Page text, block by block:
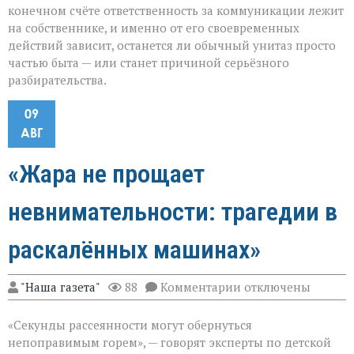
конечном счёте ответственность за коммуникации лежит
на собственнике, и именно от его своевременных
действий зависит, останется ли обычный унитаз просто
частью быта — или станет причиной серьёзного
разбирательства.
09
АВГ
«Жара не прощает
невнимательности: трагедии в
раскалённых машинах»
"Наша газета" 88 Комментарии к
записи
не
прощает
отключены
«Секунды рассеянности могут обернуться
непоправимым горем», — говорят эксперты по детской